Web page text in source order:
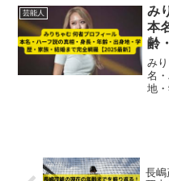
芸能人
み
本
齢
で
み
名
地
長嶋